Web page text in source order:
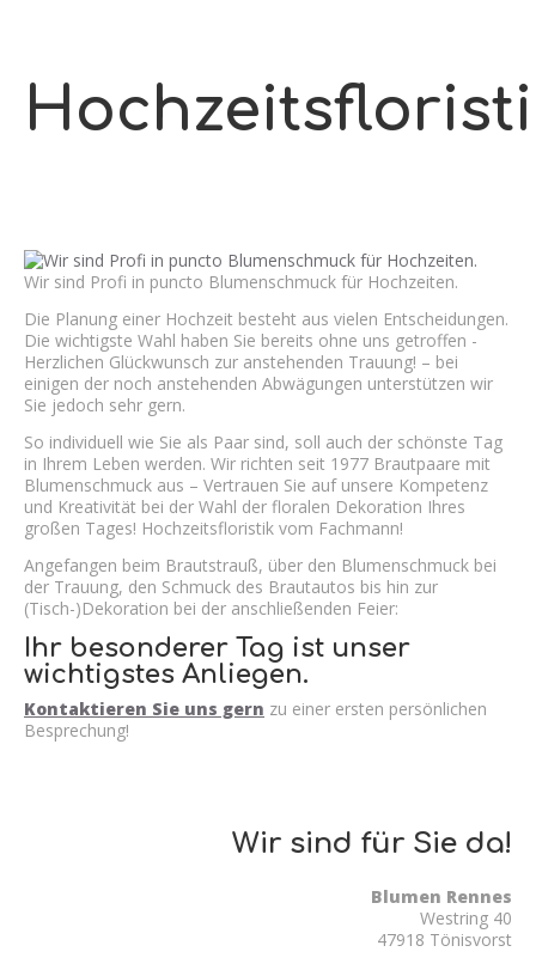
Wir sind Profi in puncto Blumenschmuck für Hochzeiten.
Die Planung einer Hochzeit besteht aus vielen Entscheidungen.
Die wichtigste Wahl haben Sie bereits ohne uns getroffen -
Herzlichen Glückwunsch zur anstehenden Trauung! – bei
einigen der noch anstehenden Abwägungen unterstützen wir
Sie jedoch sehr gern.
So individuell wie Sie als Paar sind, soll auch der schönste Tag
in Ihrem Leben werden. Wir richten seit 1977 Brautpaare mit
Blumenschmuck aus – Vertrauen Sie auf unsere Kompetenz
und Kreativität bei der Wahl der floralen Dekoration Ihres
großen Tages! Hochzeitsfloristik vom Fachmann!
Angefangen beim Brautstrauß, über den Blumenschmuck bei
der Trauung, den Schmuck des Brautautos bis hin zur
(Tisch-)Dekoration bei der anschließenden Feier:
Ihr besonderer Tag ist unser
wichtigstes Anliegen.
Kontaktieren Sie uns gern zu einer ersten persönlichen
Besprechung!
Wir sind für Sie da!
Blumen Rennes
Westring 40
47918 Tönisvorst